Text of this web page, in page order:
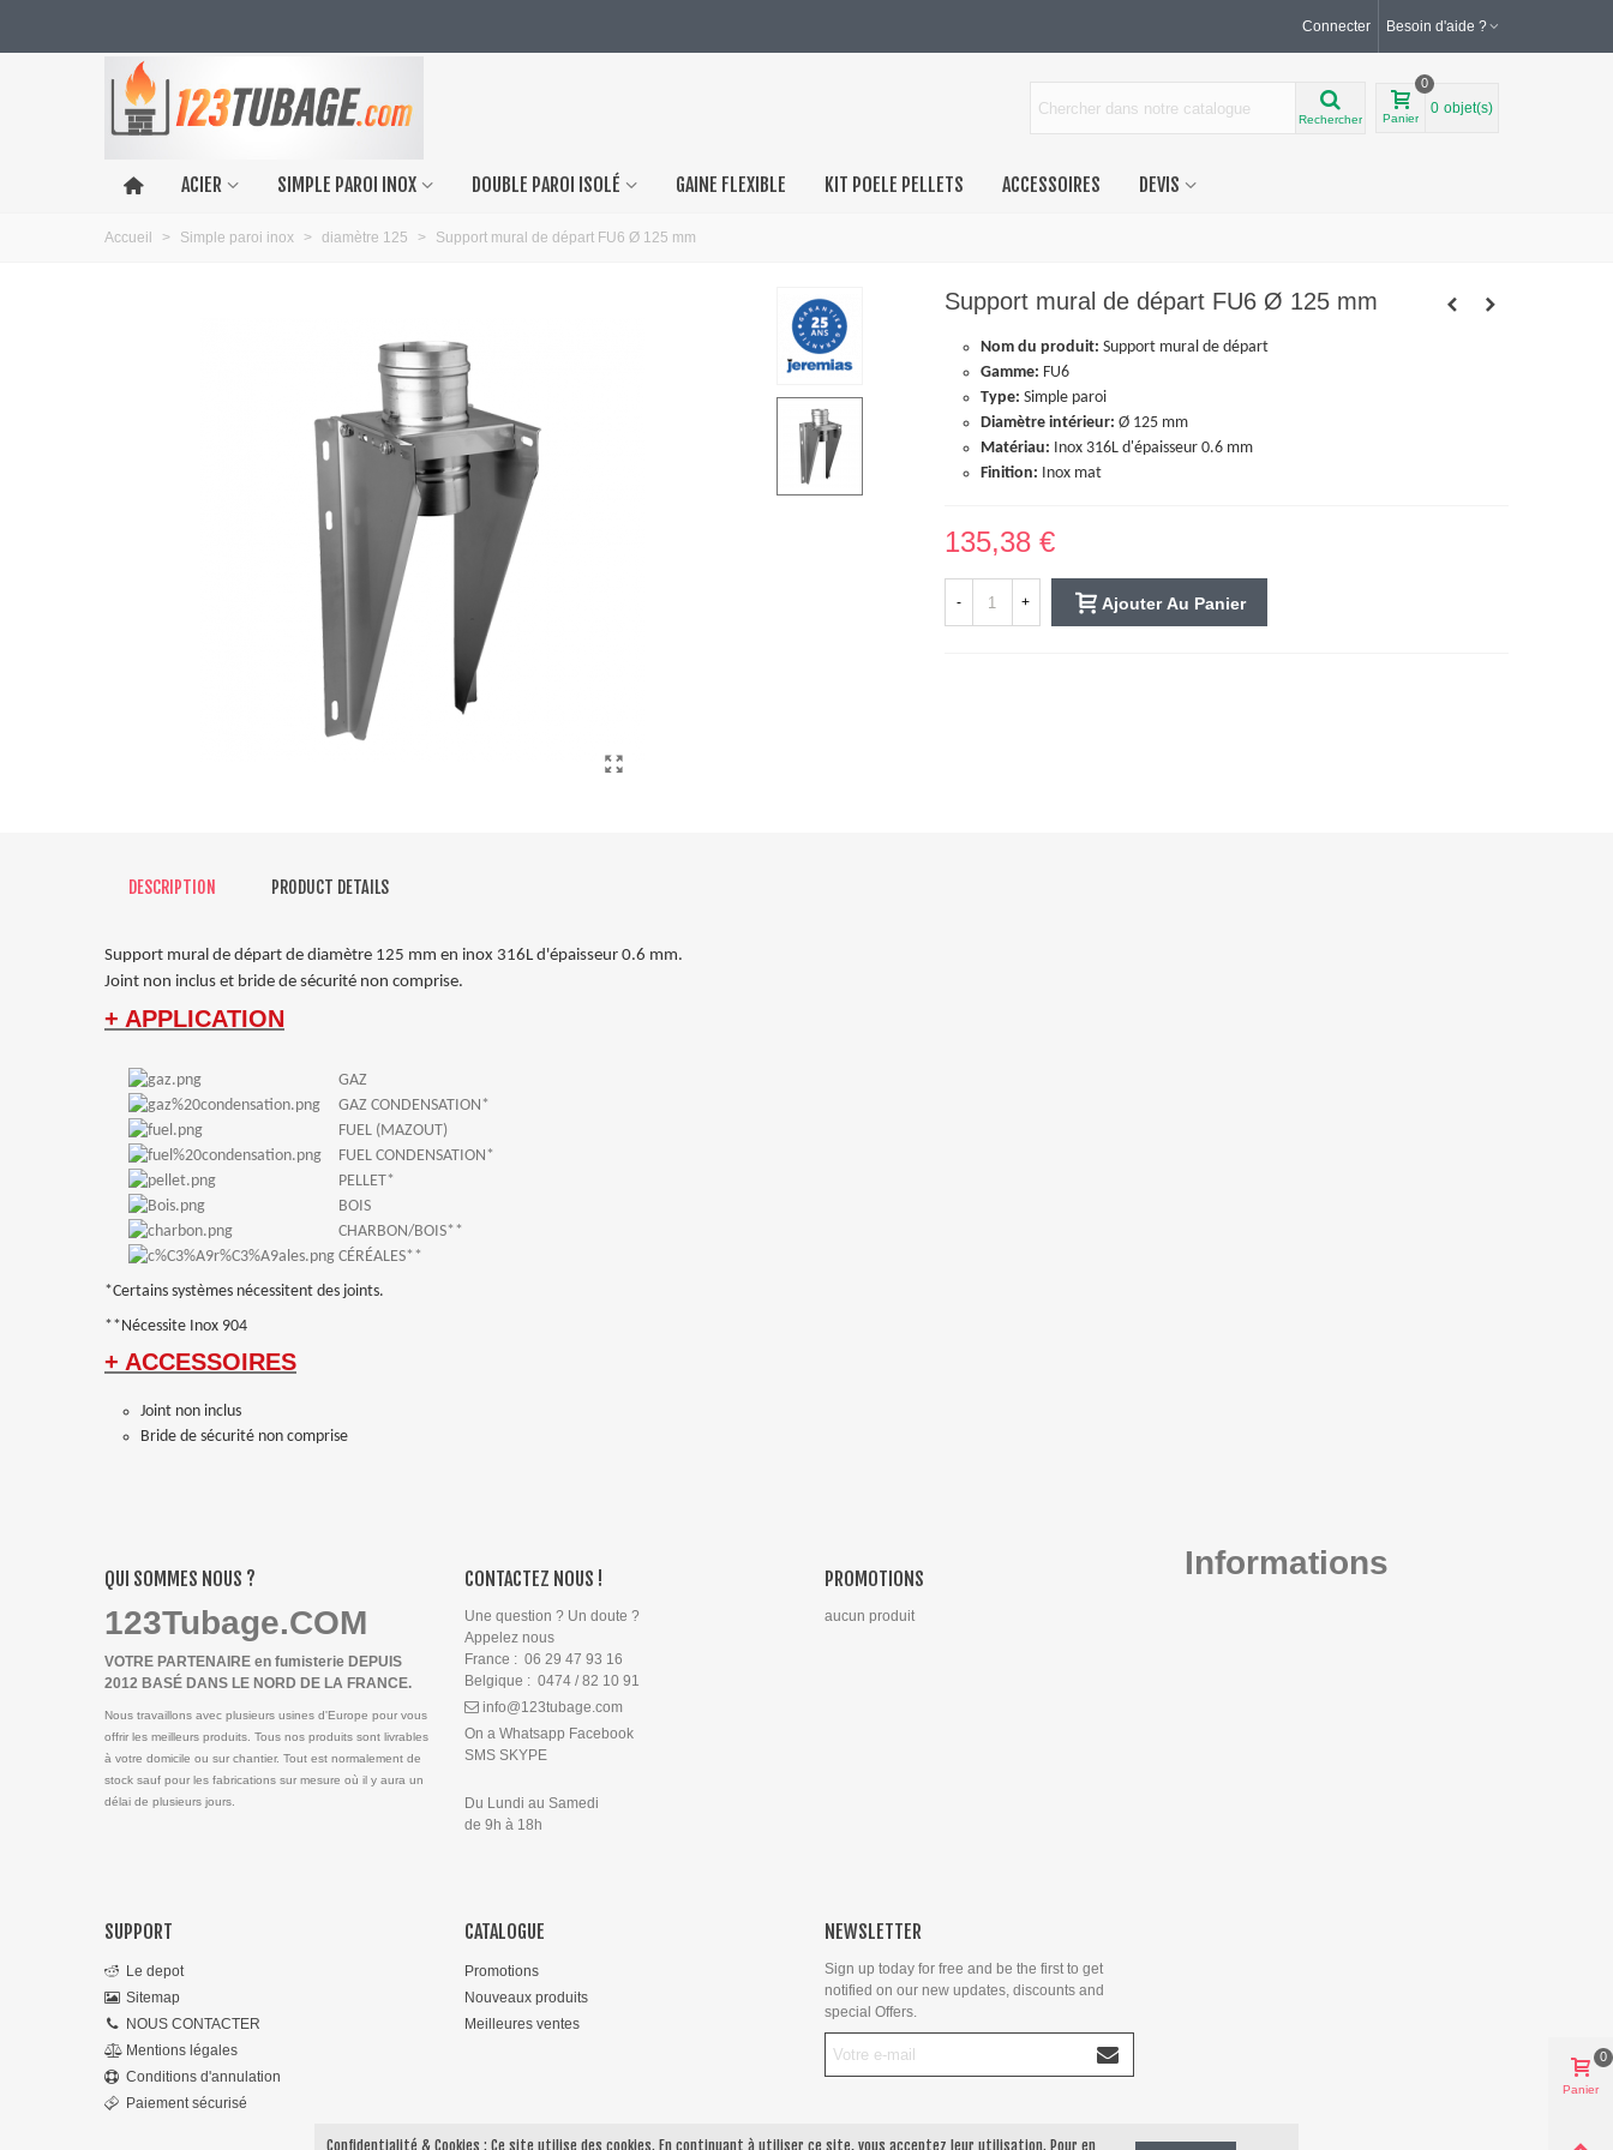
Connecter Besoin d'aide ?
Rechercher Panier
0
0 objet(s)
ACIER SIMPLE PAROI INOX DOUBLE PAROI ISOLÉ GAINE FLEXIBLE KIT POELE PELLETS ACCESSOIRES DEVIS
Accueil > Simple paroi inox > diamètre 125 > Support mural de départ FU6 Ø 125 mm
Support mural de départ FU6 Ø 125 mm
Nom du produit: Support mural de départ
Gamme: FU6
Type: Simple paroi
Diamètre intérieur: Ø 125 mm
Matériau: Inox 316L d'épaisseur 0.6 mm
Finition: Inox mat
135,38 €
- + Ajouter Au Panier
DESCRIPTION PRODUCT DETAILS
Support mural de départ de diamètre 125 mm en inox 316L d'épaisseur 0.6 mm.
Joint non inclus et bride de sécurité non comprise.
+ APPLICATION
GAZ
GAZ CONDENSATION*
FUEL (MAZOUT)
FUEL CONDENSATION*
PELLET*
BOIS
CHARBON/BOIS**
CÉRÉALES**
*Certains systèmes nécessitent des joints.
**Nécessite Inox 904
+ ACCESSOIRES
Joint non inclus
Bride de sécurité non comprise
QUI SOMMES NOUS ?
123Tubage.COM
VOTRE PARTENAIRE en fumisterie DEPUIS
2012 BASÉ DANS LE NORD DE LA FRANCE.
Nous travaillons avec plusieurs usines d'Europe pour vous
offrir les meilleurs produits. Tous nos produits sont livrables
à votre domicile ou sur chantier. Tout est normalement de
stock sauf pour les fabrications sur mesure où il y aura un
délai de plusieurs jours.
CONTACTEZ NOUS !
Une question ? Un doute ?
Appelez nous
France : 06 29 47 93 16
Belgique : 0474 / 82 10 91
info@123tubage.com
On a Whatsapp Facebook
SMS SKYPE
Du Lundi au Samedi
de 9h à 18h
PROMOTIONS
aucun produit
Informations
SUPPORT
Le depot
Sitemap
NOUS CONTACTER
Mentions légales
Conditions d'annulation
Paiement sécurisé
CATALOGUE
Promotions
Nouveaux produits
Meilleures ventes
NEWSLETTER
Sign up today for free and be the first to get
notified on our new updates, discounts and
special Offers.
Panier
0
Confidentialité & Cookies : Ce site utilise des cookies. En continuant à utiliser ce site, vous acceptez leur utilisation. Pour en